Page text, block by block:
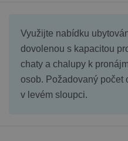
Využijte nabídku
dovolenou s kapacitou
chaty a chalupy k
osob. Požadovaný počet
v levém sloupci.